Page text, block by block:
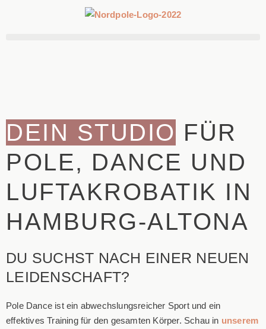
DEIN STUDIO FÜR
POLE, DANCE UND
LUFTAKROBATIK IN
HAMBURG-ALTONA
DU SUCHST NACH EINER NEUEN
LEIDENSCHAFT?
Pole Dance ist ein abwechslungsreicher Sport und ein
effektives Training für den gesamten Körper. Schau in unserem